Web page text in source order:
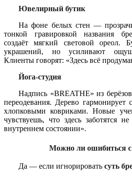
Ювелирный бутик
На фоне белых стен —
тонкой гравировкой названия
создаёт мягкий световой ореол.
украшений, но усиливают
Клиенты говорят: «Здесь всё
Йога-студия
Надпись «BREATHE» из
переодевания. Дерево
хлопковыми ковриками. Новые
чувствуешь, что здесь заботятся
внутреннем состоянии».
Можно ли ошибиться
Да — если игнорировать суть